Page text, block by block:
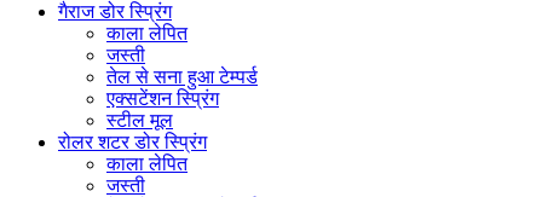
गैराज डोर स्प्रिंग
काला लेपित
जस्ती
तेल से सना हुआ टेम्पर्ड
एक्सटेंशन स्प्रिंग
स्टील मूल
रोलर शटर डोर स्प्रिंग
काला लेपित
जस्ती